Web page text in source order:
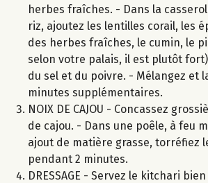
herbes fraîches. - Dans la
riz, ajoutez les lentilles corail, les
des herbes fraîches, le cumin, le
selon votre palais, il est plutôt
du sel et du poivre. - Mélangez et
minutes supplémentaires.
NOIX DE CAJOU - Concassez
de cajou. - Dans une poêle, à feu
ajout de matière grasse, torréfiez
pendant 2 minutes.
DRESSAGE - Servez le kitchari